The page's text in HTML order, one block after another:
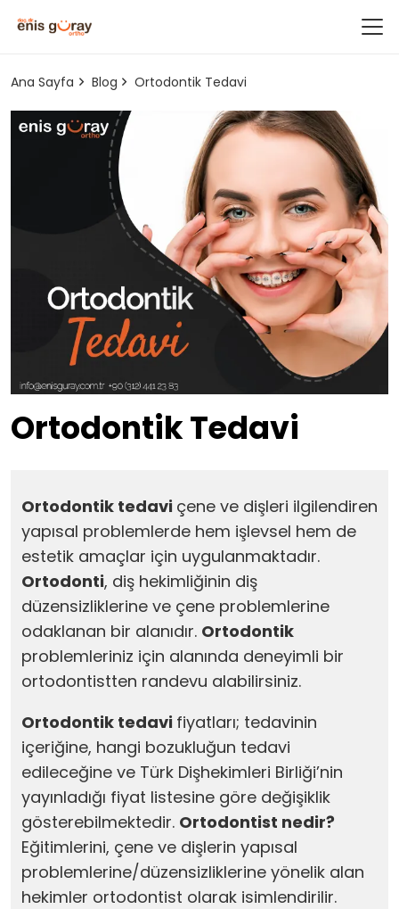
Ana Sayfa Blog Ortodontik Tedavi
Ortodontik Tedavi
Ortodontik tedavi çene ve dişleri ilgilendiren
yapısal problemlerde hem işlevsel hem de
estetik amaçlar için uygulanmaktadır.
Ortodonti, diş hekimliğinin diş
düzensizliklerine ve çene problemlerine
odaklanan bir alanıdır. Ortodontik
problemleriniz için alanında deneyimli bir
ortodontistten randevu alabilirsiniz.
Ortodontik tedavi fiyatları; tedavinin
içeriğine, hangi bozukluğun tedavi
edileceğine ve Türk Dişhekimleri Birliği’nin
yayınladığı fiyat listesine göre değişiklik
gösterebilmektedir. Ortodontist nedir?
Eğitimlerini, çene ve dişlerin yapısal
problemlerine/düzensizliklerine yönelik alan
hekimler ortodontist olarak isimlendirilir.